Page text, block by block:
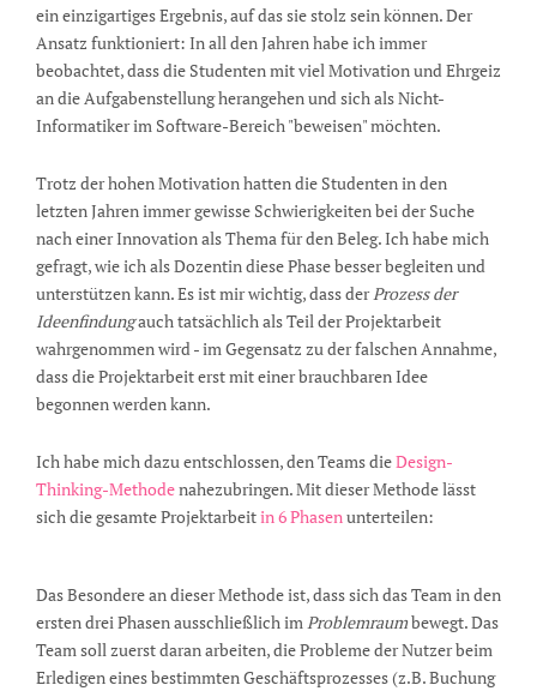
ein einzigartiges Ergebnis, auf das sie stolz sein können. Der
Ansatz funktioniert: In all den Jahren habe ich immer
beobachtet, dass die Studenten mit viel Motivation und Ehrgeiz
an die Aufgabenstellung herangehen und sich als Nicht-
Informatiker im Software-Bereich "beweisen" möchten.
Trotz der hohen Motivation hatten die Studenten in den
letzten Jahren immer gewisse Schwierigkeiten bei der Suche
nach einer Innovation als Thema für den Beleg. Ich habe mich
gefragt, wie ich als Dozentin diese Phase besser begleiten und
unterstützen kann. Es ist mir wichtig, dass derProzess der
Ideenfindungauch tatsächlich als Teil der Projektarbeit
wahrgenommen wird - im Gegensatz zu der falschen Annahme,
dass die Projektarbeit erst mit einer brauchbaren Idee
begonnen werden kann.
Ich habe mich dazu entschlossen, den Teams dieDesign-
Thinking-Methodenahezubringen. Mit dieser Methode lässt
sich die gesamte Projektarbeitin 6 Phasenunterteilen:
Das Besondere an dieser Methode ist, dass sich das Team in den
ersten drei Phasen ausschließlich im Problemraumbewegt. Das
Team soll zuerst daran arbeiten, die Probleme der Nutzer beim
Erledigen eines bestimmten Geschäftsprozesses (z.B. Buchung